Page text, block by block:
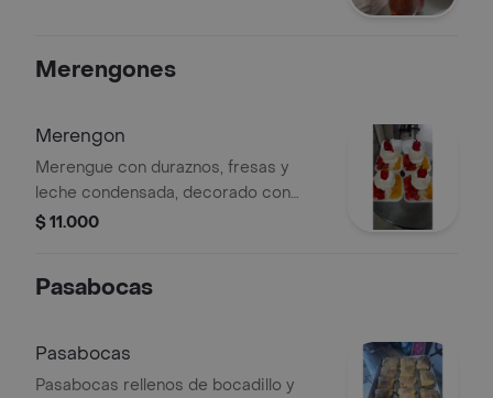
Merengones
Merengon
Merengue con duraznos, fresas y
leche condensada, decorado con
fresas enteras.
$ 11.000
Pasabocas
Pasabocas
Pasabocas rellenos de bocadillo y